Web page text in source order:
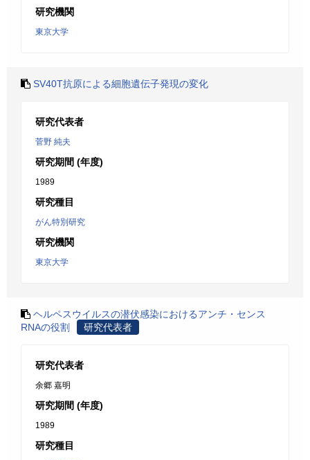
研究機関
東京大学
SV40T抗原による細胞遺伝子発現の変化
研究代表者
菅野 純夫
研究期間 (年度)
1989
研究種目
がん特別研究
研究機関
東京大学
ヘルペスウイルスの潜伏感染におけるアンチ・センス
RNAの役割
研究代表者
研究代表者
余郷 嘉明
研究期間 (年度)
1989
研究種目